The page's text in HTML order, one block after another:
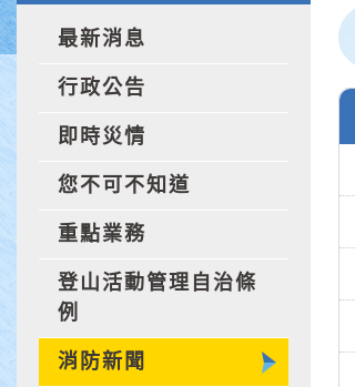
最新消息
行政公告
即時災情
您不可不知道
重點業務
登山活動管理自治條
例
消防新聞